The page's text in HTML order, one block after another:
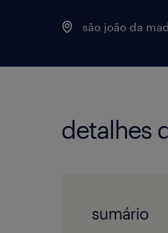
são joão da
detalhes
sumário